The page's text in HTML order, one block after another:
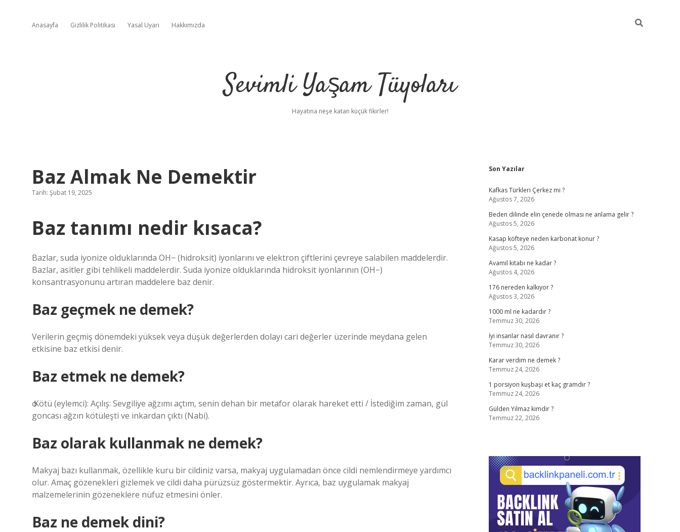
Anasayfa Gizlilik Politikası Yasal Uyarı Hakkımızda
Sevimli Yaşam Tüyoları
Hayatına neşe katan küçük fikirler!
Baz Almak Ne Demektir
Tarih: Şubat 19, 2025
Baz tanımı nedir kısaca?
Bazlar, suda iyonize olduklarında OH− (hidroksit) iyonlarını ve elektron çiftlerini çevreye salabilen maddelerdir.
Bazlar, asitler gibi tehlikeli maddelerdir. Suda iyonize olduklarında hidroksit iyonlarının (OH−)
konsantrasyonunu artıran maddelere baz denir.
Baz geçmek ne demek?
Verilerin geçmiş dönemdeki yüksek veya düşük değerlerden dolayı cari değerler üzerinde meydana gelen
etkisine baz etkisi denir.
Baz etmek ne demek?
ѻ Kötü (eylemci): Açılış: Sevgiliye ağzımı açtım, senin dehan bir metafor olarak hareket etti / İstediğim zaman, gül
goncası ağzın kötüleşti ve inkardan çıktı (Nabi).
Baz olarak kullanmak ne demek?
Makyaj bazı kullanmak, özellikle kuru bir cildiniz varsa, makyaj uygulamadan önce cildi nemlendirmeye yardımcı
olur. Amaç gözenekleri gizlemek ve cildi daha pürüzsüz göstermektir. Ayrıca, baz uygulamak makyaj
malzemelerinin gözeneklere nüfuz etmesini önler.
Baz ne demek dini?
Sidebar
Son Yazılar
Kafkas Türkleri Çerkez mi ?
Ağustos 7, 2026
Beden dilinde elin çenede olması ne anlama gelir ?
Ağustos 5, 2026
Kasap köfteye neden karbonat konur ?
Ağustos 5, 2026
Avamil kitabı ne kadar ?
Ağustos 4, 2026
176 nereden kalkıyor ?
Ağustos 3, 2026
1000 ml ne kadardır ?
Temmuz 30, 2026
İyi insanlar nasıl davranır ?
Temmuz 30, 2026
Karar verdim ne demek ?
Temmuz 24, 2026
1 porsiyon kuşbaşı et kaç gramdır ?
Temmuz 24, 2026
Gülden Yılmaz kimdir ?
Temmuz 22, 2026